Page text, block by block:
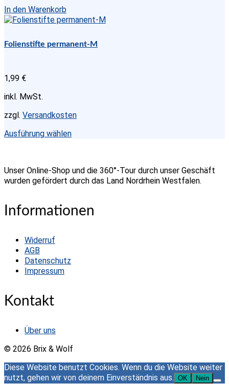
In den Warenkorb
Folienstifte permanent-M
1,99 €
inkl. MwSt.
zzgl. Versandkosten
Ausführung wählenDieses
Varianten
auf.
können
Unser Online-Shop und die 360°-Tour durch unser Geschäft
wurden gefördert durch das Land Nordrhein Westfalen.
Informationen
Widerruf
AGB
Datenschutz
Impressum
Kontakt
Über uns
© 2026 Brix & Wolf
Diese Website benutzt Cookies. Wenn du die Website weiter
nutzt, gehen wir von deinem Einverständnis aus. OK Nein